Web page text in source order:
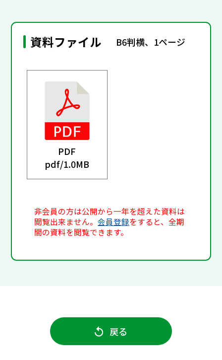
資料ファイル B6判横、1ページ
PDF
pdf/1.0MB
非会員の方は公開から一年を超えた資料は
閲覧出来ません。会員登録をすると、全期
間の資料を閲覧できます。
戻る